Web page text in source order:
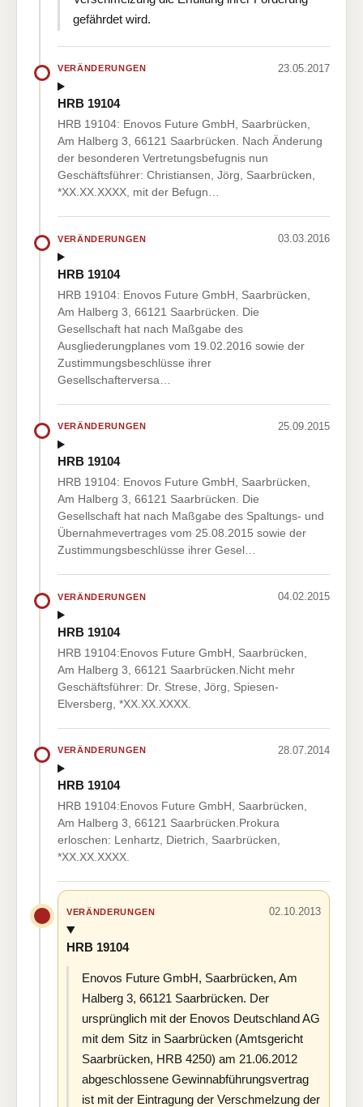
gefährdet wird.
VERÄNDERUNGEN 23.05.2017
HRB 19104
HRB 19104: Enovos Future GmbH, Saarbrücken,
Am Halberg 3, 66121 Saarbrücken. Nach Änderung
der besonderen Vertretungsbefugnis nun
Geschäftsführer: Christiansen, Jörg, Saarbrücken,
*XX.XX.XXXX, mit der Befugn…
VERÄNDERUNGEN 03.03.2016
HRB 19104
HRB 19104: Enovos Future GmbH, Saarbrücken,
Am Halberg 3, 66121 Saarbrücken. Die
Gesellschaft hat nach Maßgabe des
Ausgliederungplanes vom 19.02.2016 sowie der
Zustimmungsbeschlüsse ihrer
Gesellschafterversa…
VERÄNDERUNGEN 25.09.2015
HRB 19104
HRB 19104: Enovos Future GmbH, Saarbrücken,
Am Halberg 3, 66121 Saarbrücken. Die
Gesellschaft hat nach Maßgabe des Spaltungs- und
Übernahmevertrages vom 25.08.2015 sowie der
Zustimmungsbeschlüsse ihrer Gesel…
VERÄNDERUNGEN 04.02.2015
HRB 19104
HRB 19104:Enovos Future GmbH, Saarbrücken,
Am Halberg 3, 66121 Saarbrücken.Nicht mehr
Geschäftsführer: Dr. Strese, Jörg, Spiesen-
Elversberg, *XX.XX.XXXX.
VERÄNDERUNGEN 28.07.2014
HRB 19104
HRB 19104:Enovos Future GmbH, Saarbrücken,
Am Halberg 3, 66121 Saarbrücken.Prokura
erloschen: Lenhartz, Dietrich, Saarbrücken,
*XX.XX.XXXX.
VERÄNDERUNGEN 02.10.2013
HRB 19104
Enovos Future GmbH, Saarbrücken, Am
Halberg 3, 66121 Saarbrücken. Der
ursprünglich mit der Enovos Deutschland AG
mit dem Sitz in Saarbrücken (Amtsgericht
Saarbrücken, HRB 4250) am 21.06.2012
abgeschlossene Gewinnabführungsvertrag
ist mit der Eintragung der Verschmelzung der